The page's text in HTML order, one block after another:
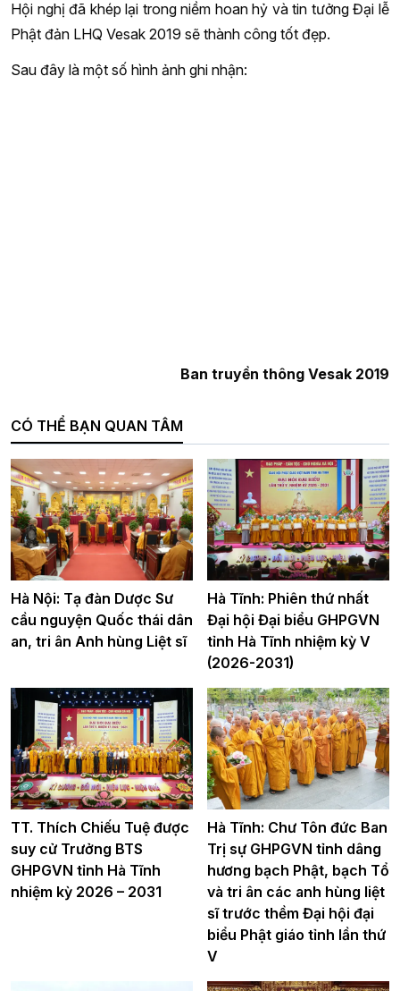
Hội nghị đã khép lại trong niềm hoan hỷ và tin tưởng Đại lễ
Phật đản LHQ Vesak 2019 sẽ thành công tốt đẹp.
Sau đây là một số hình ảnh ghi nhận:
Ban truyền thông Vesak 2019
CÓ THỂ BẠN QUAN TÂM
Hà Nội: Tạ đàn Dược Sư
cầu nguyện Quốc thái dân
an, tri ân Anh hùng Liệt sĩ
Hà Tĩnh: Phiên thứ nhất
Đại hội Đại biểu GHPGVN
tỉnh Hà Tĩnh nhiệm kỳ V
(2026-2031)
TT. Thích Chiếu Tuệ được
suy cử Trưởng BTS
GHPGVN tỉnh Hà Tĩnh
nhiệm kỳ 2026 – 2031
Hà Tĩnh: Chư Tôn đức Ban
Trị sự GHPGVN tỉnh dâng
hương bạch Phật, bạch Tổ
và tri ân các anh hùng liệt
sĩ trước thềm Đại hội đại
biểu Phật giáo tỉnh lần thứ
V